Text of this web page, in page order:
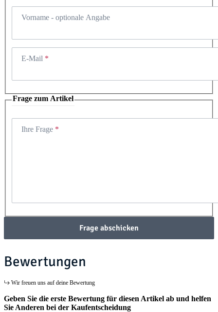
Vorname - optionale Angabe
E-Mail
Frage zum Artikel
Ihre Frage
Frage abschicken
Bewertungen
Wir freuen uns auf deine Bewertung
Geben Sie die erste Bewertung für diesen Artikel ab und helfen
Sie Anderen bei der Kaufentscheidung